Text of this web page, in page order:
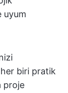
uyum
biri pratik
proje